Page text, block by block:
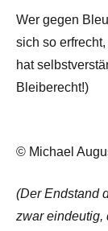
Wer gegen Bleu
sich so erfrecht,
hat
Bleiberecht!)
© Michael
(Der Endstand
zwar eindeutig,